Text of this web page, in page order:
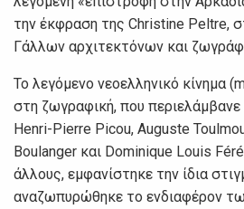
την έκφραση της Christine Peltre,
Γάλλων αρχιτεκτόνων και
Το λεγόμενο νεοελληνικό κίνημα
στη ζωγραφική, που
Henri-Pierre Picou, Auguste
Boulanger και Dominique Louis
άλλους, εμφανίστηκε την ίδια
αναζωπυρώθηκε το ενδιαφέρον